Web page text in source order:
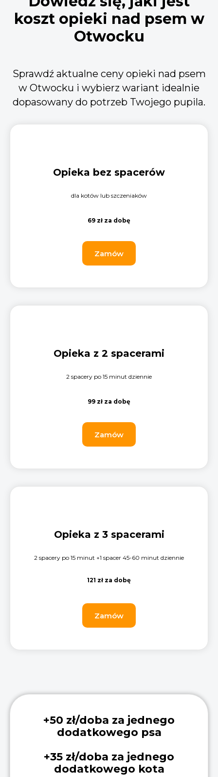
koszt opieki nad psem w
Otwocku
Sprawdź aktualne ceny opieki nad psem
w Otwocku i wybierz wariant idealnie
dopasowany do potrzeb Twojego pupila.
Opieka bez spacerów
dla kotów lub szczeniaków
69 zł za dobę
Zamów
Opieka z 2 spacerami
2 spacery po 15 minut dziennie
99 zł za dobę
Zamów
Opieka z 3 spacerami
2 spacery po 15 minut +1 spacer 45-60 minut dziennie
121 zł za dobę
Zamów
+50 zł/doba za jednego
dodatkowego psa
+35 zł/doba za jednego
dodatkowego kota